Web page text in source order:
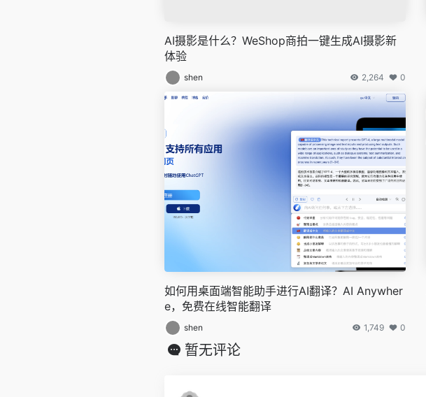
AI摄影是什么？WeShop商拍一键生成AI摄影新
体验
shen 2,264 0
如何用桌面端智能助手进行AI翻译？AI Anywher
e，免费在线智能翻译
shen 1,749 0
暂无评论